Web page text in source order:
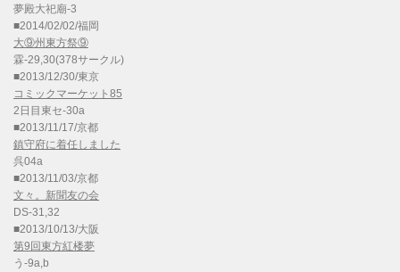
夢殿大祀廟-3
■2014/02/02/福岡
大⑨州東方祭⑨
霖-29,30(378サークル)
■2013/12/30/東京
コミックマーケット85
2日目東セ-30a
■2013/11/17/京都
鎮守府に着任しました
呉04a
■2013/11/03/京都
文々。新聞友の会
DS-31,32
■2013/10/13/大阪
第9回東方紅楼夢
う-9a,b